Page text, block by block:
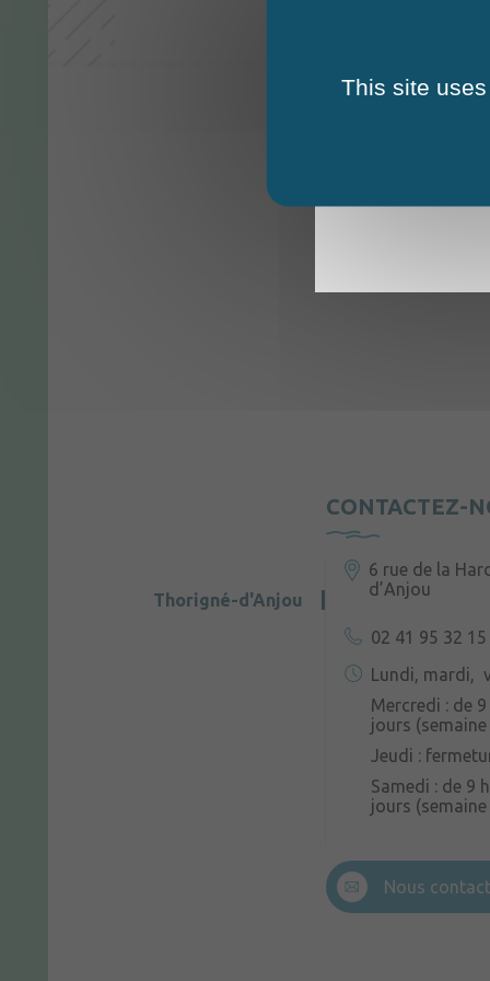
CONTACTEZ-
Thorigné-d'Anjou
6 rue de la
d’Anjou
02 41 95 32 15
Lundi, mardi,
Mercredi : de
jours
Jeudi :
Samedi : de 9
jours
Nous
This site